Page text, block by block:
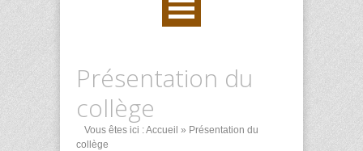
Présentation du
collège
Vous êtes ici :Accueil » Présentation du
collège